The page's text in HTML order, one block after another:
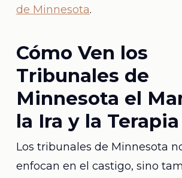
de Minnesota.
Cómo Ven los
Tribunales de
Minnesota el
la Ira y la Terapia
Los tribunales de Minnesota
enfocan en el castigo, sino